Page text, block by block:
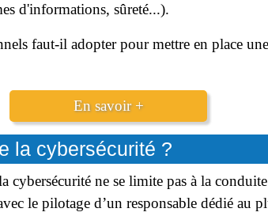
d'informations, sûreté...).
faut-il adopter pour mettre en place
En savoir +
la cybersécurité ?
cybersécurité ne se limite pas à la
le pilotage d’un responsable dédié au